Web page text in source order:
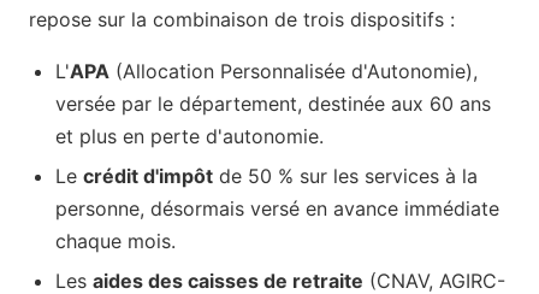
repose sur la combinaison de trois dispositifs :
L'APA (Allocation Personnalisée d'Autonomie),
versée par le département, destinée aux 60 ans
et plus en perte d'autonomie.
Le crédit d'impôt de 50 % sur les services à la
personne, désormais versé en avance immédiate
chaque mois.
Les aides des caisses de retraite (CNAV, AGIRC-